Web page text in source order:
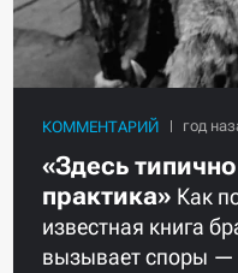
КОММЕНТАРИЙ
«Здесь
практика» Как
известная книга
вызывает споры —